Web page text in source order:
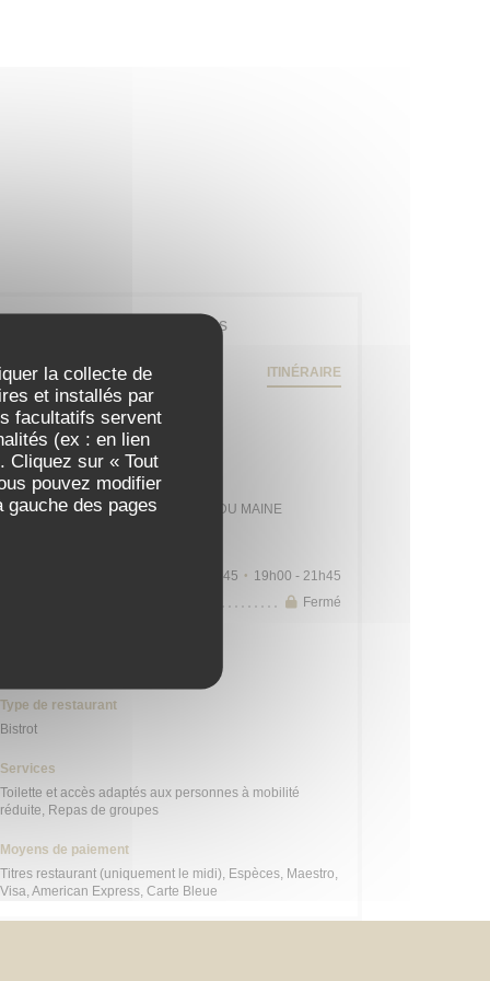
la collecte de
et installés par
facultatifs servent
(ex : en lien
Cliquez sur « Tout
pouvez modifier
des pages
Infos pratiques
75014 Paris((ouvre une nouvelle fenêtre))
ITINÉRAIRE
Métro
Gaîté
Station de vélos
Station n° 14103 132 / 136 AVENUE DU MAINE
09h00 - 13h45 •
19h00 - 21h45
Fermé
Type de restaurant
Bistrot
Services
Toilette et accès adaptés aux personnes à mobilité
réduite, Repas de groupes
Moyens de paiement
Titres restaurant (uniquement le midi), Espèces, Maestro,
Visa, American Express, Carte Bleue